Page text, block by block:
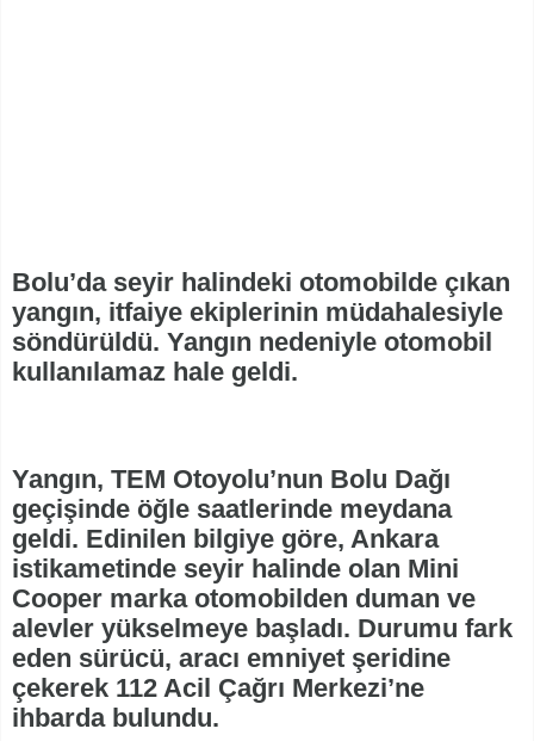
Bolu’da seyir halindeki otomobilde çıkan
yangın, itfaiye ekiplerinin müdahalesiyle
söndürüldü. Yangın nedeniyle otomobil
kullanılamaz hale geldi.
Yangın, TEM Otoyolu’nun Bolu Dağı
geçişinde öğle saatlerinde meydana
geldi. Edinilen bilgiye göre, Ankara
istikametinde seyir halinde olan Mini
Cooper marka otomobilden duman ve
alevler yükselmeye başladı. Durumu fark
eden sürücü, aracı emniyet şeridine
çekerek 112 Acil Çağrı Merkezi’ne
ihbarda bulundu.